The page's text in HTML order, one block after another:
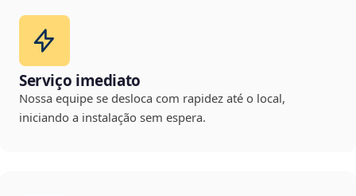
Serviço imediato
Nossa equipe se desloca com rapidez até o local,
iniciando a instalação sem espera.